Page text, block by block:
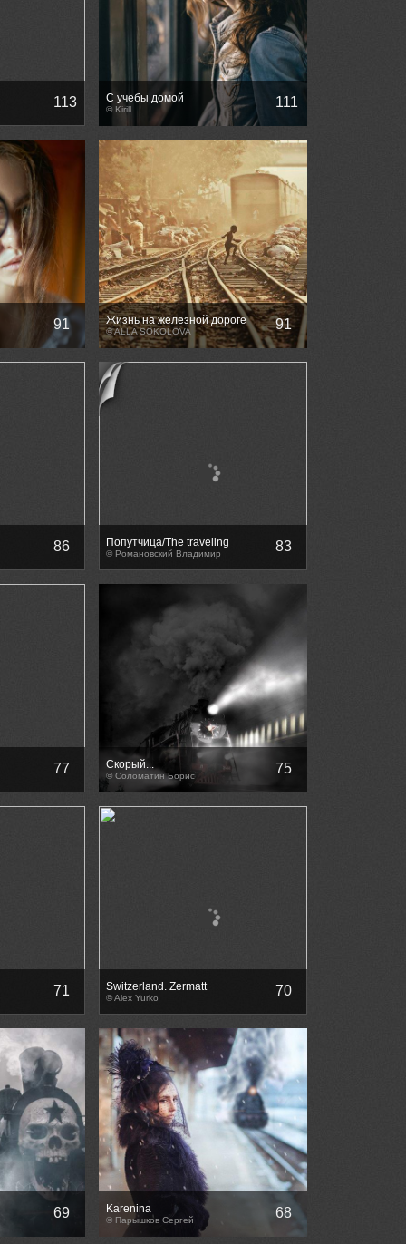
113 С учебы домой
© Kirill 111
91 Жизнь на железной дороге
© ALLA SOKOLOVA 91
86
Попутчица/The traveling
companion
© Романовский Владимир 83
77 Скорый...
© Соломатин Борис 75
71 Switzerland. Zermatt
© Alex Yurko 70
69 Karenina
© Парышков Сергей 68